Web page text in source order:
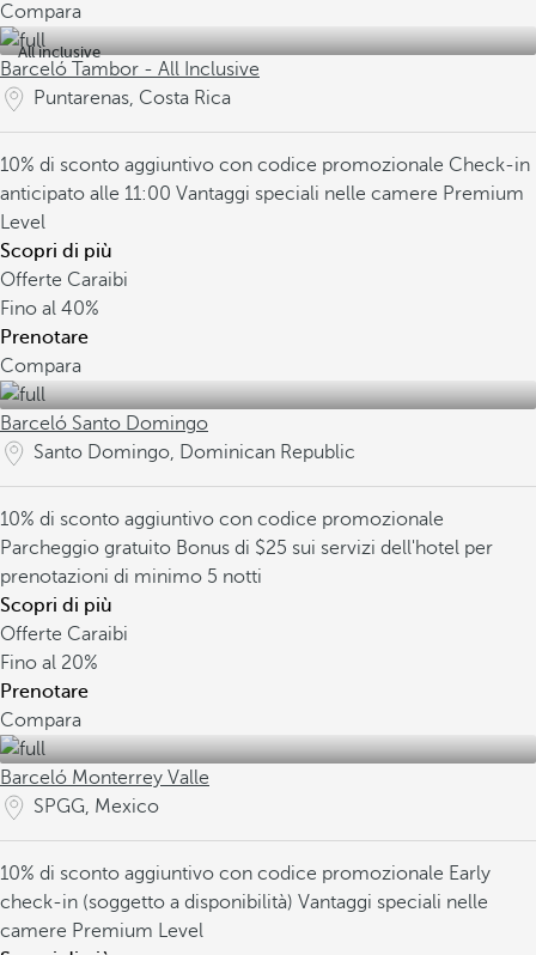
Compara
All inclusive
Barceló Tambor - All Inclusive
Puntarenas, Costa Rica
10% di sconto aggiuntivo con codice promozionale Check-in
anticipato alle 11:00 Vantaggi speciali nelle camere Premium
Level
Scopri di più
Offerte Caraibi
Fino al 40%
Prenotare
Compara
Barceló Santo Domingo
Santo Domingo, Dominican Republic
10% di sconto aggiuntivo con codice promozionale
Parcheggio gratuito Bonus di $25 sui servizi dell'hotel per
prenotazioni di minimo 5 notti
Scopri di più
Offerte Caraibi
Fino al 20%
Prenotare
Compara
Barceló Monterrey Valle
SPGG, Mexico
10% di sconto aggiuntivo con codice promozionale Early
check-in (soggetto a disponibilità) Vantaggi speciali nelle
camere Premium Level